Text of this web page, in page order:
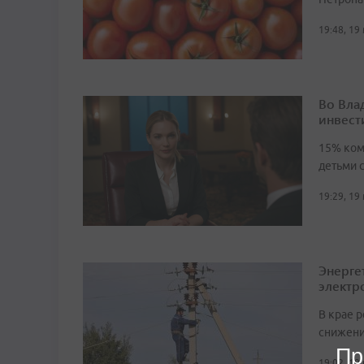
19:48, 19
Во
15%
детьми
19:29, 19
В крае